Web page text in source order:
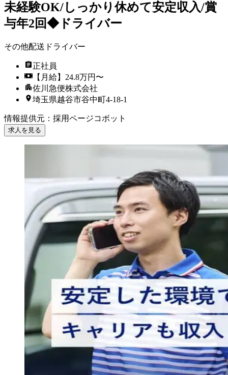
未経験OK/しっかり休めて安定収入/賞
与年2回◆ドライバー
その他配送ドライバー
正社員
【月給】24.8万円〜
佐川急便株式会社
埼玉県越谷市谷中町4-18-1
情報提供元 ： 採用ページコボット
求人を見る